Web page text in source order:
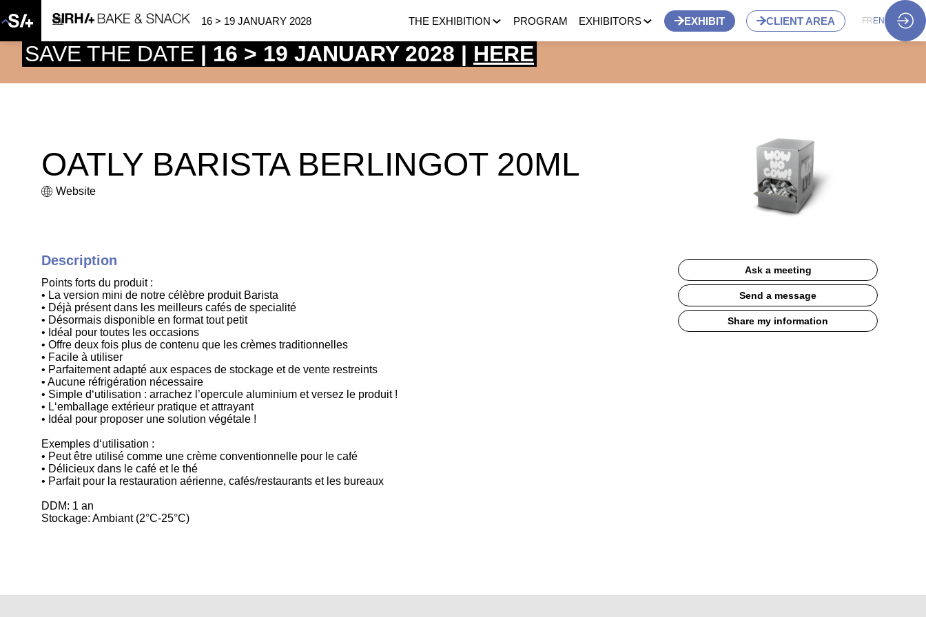
16 > 19 JANUARY 2028 THE EXHIBITION PROGRAM EXHIBITORS EXHIBIT CLIENT AREA FR EN
OATLY BARISTA BERLINGOT 20ML
Website
Ask a meeting
Send a message
Share my information
Description
Points forts du produit :
• La version mini de notre célèbre produit Barista
• Déjà présent dans les meilleurs cafés de specialité
• Désormais disponible en format tout petit
• Idéal pour toutes les occasions
• Offre deux fois plus de contenu que les crèmes traditionnelles
• Facile à utiliser
• Parfaitement adapté aux espaces de stockage et de vente restreints
• Aucune réfrigération nécessaire
• Simple d‘utilisation : arrachez l’opercule aluminium et versez le produit !
• L‘emballage extérieur pratique et attrayant
• Idéal pour proposer une solution végétale !
Exemples d‘utilisation :
• Peut être utilisé comme une crème conventionnelle pour le café
• Délicieux dans le café et le thé
• Parfait pour la restauration aérienne, cafés/restaurants et les bureaux
DDM: 1 an
Stockage: Ambiant (2°C-25°C)
SAVE THE DATE | 16 > 19 JANUARY 2028 | HERE